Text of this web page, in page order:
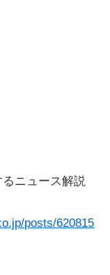
ニュース解説
posts/620815